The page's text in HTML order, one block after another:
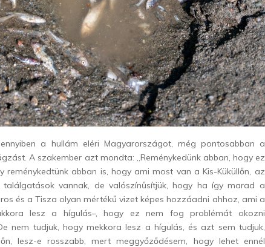
a hullám eléri Magyarországot, még pontosabban a
A szakember azt mondta: „Reménykedünk abban, hogy ez
abban is, hogy ami most van a Kis-Küküllőn, az
találgatások vannak, devalószínűsítjük, hogy ha így marad a
és a Tisza olyan mértékű vizet képes hozzáadni ahhoz, ami a
lesz a hígulás–, hogy ez nem fog problémát okozni
nem tudjuk, hogy mekkora lesz a hígulás, és azt sem tudjuk,
lesz-e rosszabb, mert meggyőződésem, hogy lehet ennél